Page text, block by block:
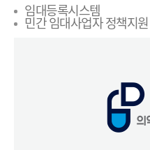
임대등록시스템
민간 임대사업자 정책지원